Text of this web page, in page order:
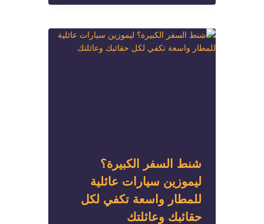
شنط السفر الكبيرة؟
ليموزين سيارات عائلية
للمطار واسعة تكفي لكل
حقائبك وعائلتك